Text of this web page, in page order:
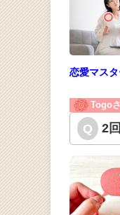
恋愛マス
Togo
2